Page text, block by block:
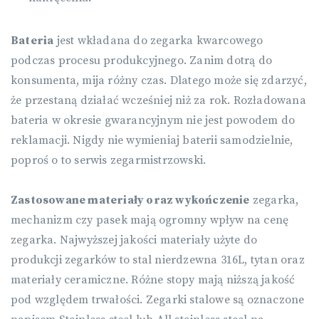
Bateria jest wkładana do zegarka kwarcowego
podczas procesu produkcyjnego. Zanim dotrą do
konsumenta, mija różny czas. Dlatego może się zdarzyć,
że przestaną działać wcześniej niż za rok. Rozładowana
bateria w okresie gwarancyjnym nie jest powodem do
reklamacji. Nigdy nie wymieniaj baterii samodzielnie,
poproś o to serwis zegarmistrzowski.
Zastosowane materiały oraz wykończenie zegarka,
mechanizm czy pasek mają ogromny wpływ na cenę
zegarka. Najwyższej jakości materiały użyte do
produkcji zegarków to stal nierdzewna 316L, tytan oraz
materiały ceramiczne. Różne stopy mają niższą jakość
pod względem trwałości. Zegarki stalowe są oznaczone